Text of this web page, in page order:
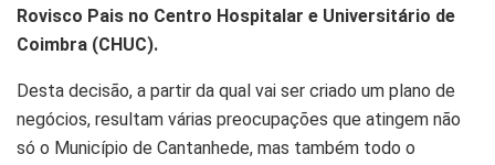
Rovisco Pais no Centro Hospitalar e Universitário de
Coimbra (CHUC).
Desta decisão, a partir da qual vai ser criado um plano de
negócios, resultam várias preocupações que atingem não
só o Município de Cantanhede, mas também todo o